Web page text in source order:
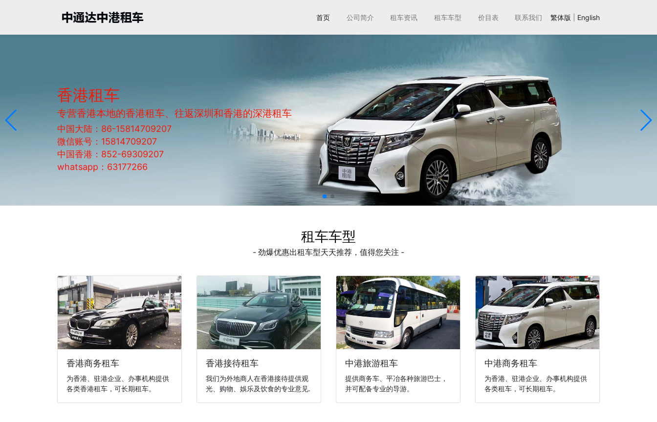
首页 公司简介 租车资讯 租车车型 价目表 联系我们 繁体版 English
香港租车
专营香港本地的香港租车、往返深圳和香港的深港租车
中国大陆：86-15814709207
微信账号：15814709207
中国香港：852-69309207
whatsapp：63177266
租车车型
- 劲爆优惠出租车型天天推荐，值得您关注 -
香港商务租车
为香港、驻港企业、办事机构提供
各类香港租车，可长期租车。
香港接待租车
我们为外地商人在香港接待提供观
光、购物、娛乐及饮食的专业意见.
中港旅游租车
提供商务车、平冶各种旅游巴士，
并可配备专业的导游。
中港商务租车
为香港、驻港企业、办事机构提供
各类租车，可长期租车。